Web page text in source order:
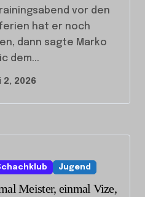
vor den
hat er noch
dann sagte Marko
dem...
2, 2026
Jugend
Meister, einmal Vize,